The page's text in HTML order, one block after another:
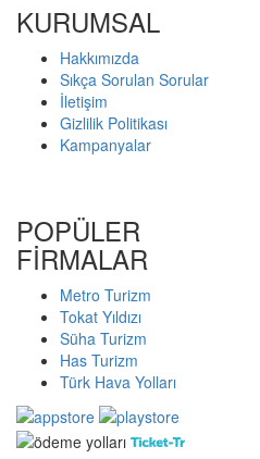
KURUMSAL
Hakkımızda
Sıkça Sorulan Sorular
İletişim
Gizlilik Politikası
Kampanyalar
POPÜLER
FİRMALAR
Metro Turizm
Tokat Yıldızı
Süha Turizm
Has Turizm
Türk Hava Yolları